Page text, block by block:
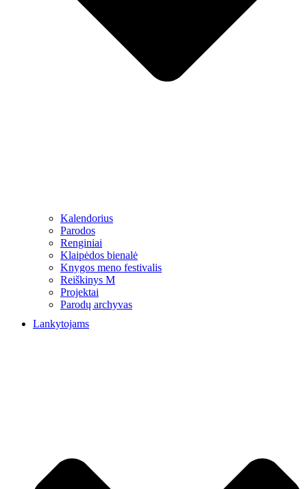
Kalendorius
Parodos
Renginiai
Klaipėdos bienalė
Knygos meno festivalis
Reiškinys M
Projektai
Parodų archyvas
Lankytojams